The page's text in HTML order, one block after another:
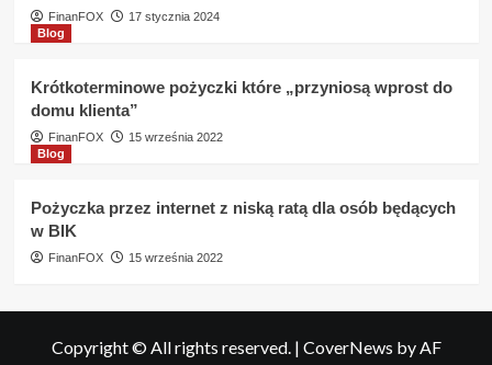
FinanFOX
17 stycznia 2024
Blog
Krótkoterminowe pożyczki które „przyniosą wprost do
domu klienta”
FinanFOX
15 września 2022
Blog
Pożyczka przez internet z niską ratą dla osób będących
w BIK
FinanFOX 15 września 2022
Copyright © All rights reserved. | CoverNews by AF